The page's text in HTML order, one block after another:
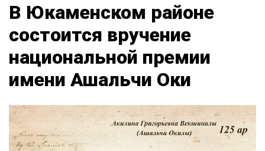
В Юкаменском районе
состоится вручение
национальной премии
имени Ашальчи Оки